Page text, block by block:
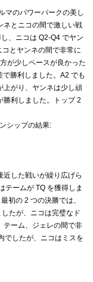
マのパワーパークの美し
ネとニコの間で激しい戦
、ニコは Q2-Q4 でヤン
とヤンネの間で非常に
が少しペースが良かった
勝利しました。A2 でも
上がり、ヤンネは少し頑
勝利しました。トップ 2
シップの結果:
した戦いが繰り広げら
テームが TQ を獲得しま
初の 2 つの決勝では、
たが、ニコは完璧なド
テーム、ジェレの間で非
でしたが、ニコはミスを